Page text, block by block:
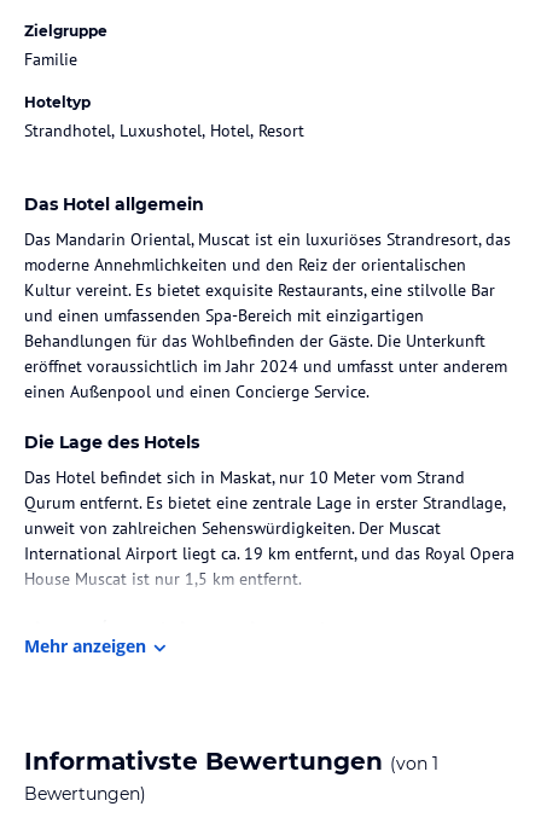
Zielgruppe
Familie
Hoteltyp
Strandhotel, Luxushotel, Hotel, Resort
Das Hotel allgemein
Das Mandarin Oriental, Muscat ist ein luxuriöses Strandresort, das
moderne Annehmlichkeiten und den Reiz der orientalischen
Kultur vereint. Es bietet exquisite Restaurants, eine stilvolle Bar
und einen umfassenden Spa-Bereich mit einzigartigen
Behandlungen für das Wohlbefinden der Gäste. Die Unterkunft
eröffnet voraussichtlich im Jahr 2024 und umfasst unter anderem
einen Außenpool und einen Concierge Service.
Die Lage des Hotels
Das Hotel befindet sich in Maskat, nur 10 Meter vom Strand
Qurum entfernt. Es bietet eine zentrale Lage in erster Strandlage,
unweit von zahlreichen Sehenswürdigkeiten. Der Muscat
International Airport liegt ca. 19 km entfernt, und das Royal Opera
House Muscat ist nur 1,5 km entfernt.
WLAN. Jedes Zimmer ist elegant gestaltet und bietet eine
komfortable Atmosphäre.
Mehr anzeigen
Informativste Bewertungen (von 1
Bewertungen)